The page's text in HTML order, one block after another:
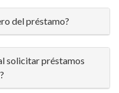
del préstamo?
solicitar préstamos